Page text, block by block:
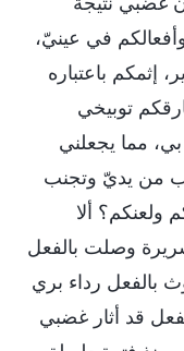
في عينيّ،
إثمكم باعتباره
توبيخي
بي، مما يجعلني
من يديّ وتجنب
ولعنكم؟ ألا
وصلت بالفعل
بالفعل رداء بري
قد أثار غضبي